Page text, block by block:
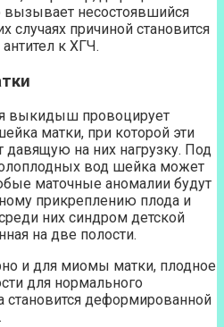
вызывает несостоявшийся
причиной становится
к ХГЧ.
выкидыш провоцирует
матки, при которой эти
на них нагрузку. Под
вод шейка может
маточные аномалии будут
прикреплению плода и
них синдром детской
на две полости.
и для миомы матки, плодное
для нормального
становится деформированной